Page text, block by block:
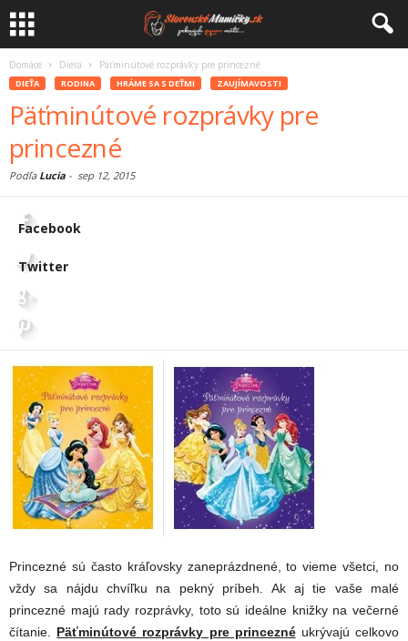
Domáce Dieťa Päťminútové rozprávky pre princezné
DIEŤA RODINA HRÁME SA S DEŤMI ZAUJÍMAVOSTI
Päťminútové rozprávky pre
princezné
Podľa Lucia - sep 12, 2015
Facebook
Twitter
Princezné sú často kráľovsky zaneprázdnené, to vieme všetci, no
vždy sa nájdu chvíľku na pekný príbeh. Ak aj tie vaše malé
princezné majú rady rozprávky, toto sú ideálne knižky na večerné
čítanie. Päťminútové rozprávky pre princeznéukrývajú celkovo